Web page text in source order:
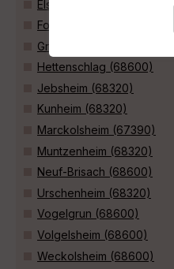
Elsenheim (67390)
Fortschwihr (68320)
Grussenheim (68320)
Hettenschlag (68600)
Jebsheim (68320)
Kunheim (68320)
Marckolsheim (67390)
Muntzenheim (68320)
Neuf-Brisach (68600)
Urschenheim (68320)
Vogelgrun (68600)
Volgelsheim (68600)
Weckolsheim (68600)